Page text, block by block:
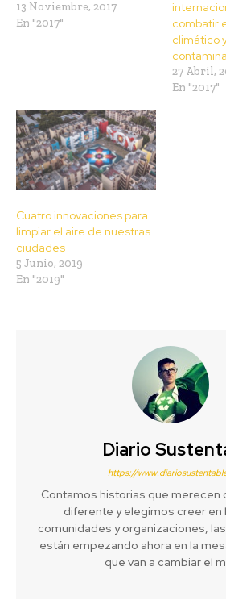
13 Noviembre, 2017
En "2017"
combatir
climático
27 Abril,
En "2017"
Cuatro innovaciones para
limpiar el aire de nuestras
ciudades
5 Junio, 2019
En "2019"
Diario
https://
Contamos historias que merecen
diferente y elegimos creer en
comunidades y organizaciones,
están empezando ahora en la
que van a cambiar el